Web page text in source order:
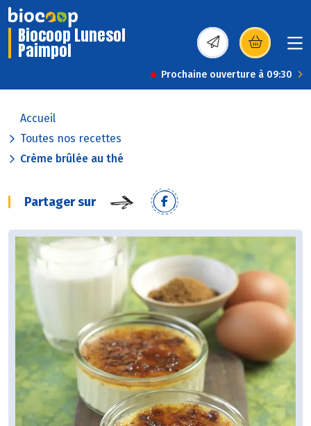
Biocoop Lunesol
Paimpol (s’ouvre dans une
Prochaine ouverture à 09:30
Accueil
Toutes nos recettes
Crème brûlée au thé
Partager sur